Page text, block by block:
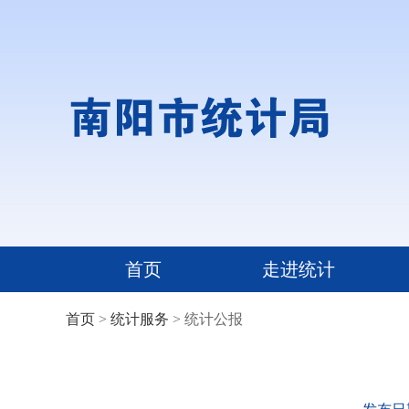
首页 走进统计
首页 > 统计服务 > 统计公报